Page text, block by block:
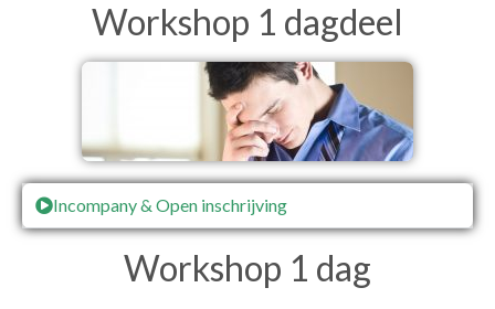
Workshop 1 dagdeel
Incompany & Open inschrijving
Workshop 1 dag